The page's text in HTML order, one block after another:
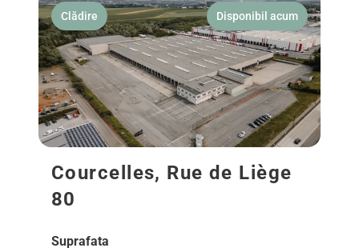
Clădire Disponibil acum
Courcelles, Rue de Liège
80
Suprafata